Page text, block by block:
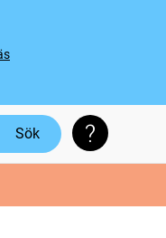
Sök Söktips